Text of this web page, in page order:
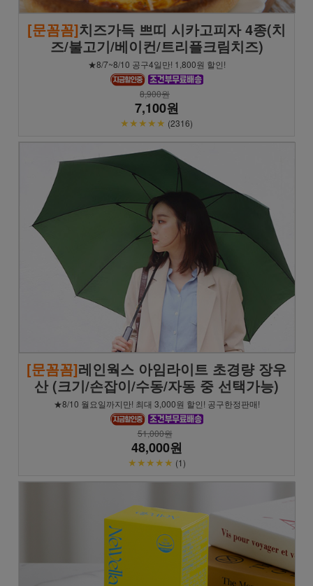
[문꼼꼼]치즈가득 쁘띠 시카고피자 4종(치
즈/불고기/베이컨/트리플크림치즈)
★8/7~8/10 공구4일만! 1,800원 할인!
8,900원
7,100원
★★★★★ (2316)
[문꼼꼼]레인웍스 아임라이트 초경량 장우
산 (크기/손잡이/수동/자동 중 선택가능)
★8/10 월요일까지만! 최대 3,000원 할인! 공구한정판매!
51,000원
48,000원
★★★★★ (1)